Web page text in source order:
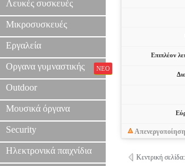
Λευκές συσκευές
Μικροσυσκευές
Εργαλεία
Οργανα γυμναστικής ΝΕΟ
Outdoor
Μουσικά όργανα
Security
Ηλεκτρονικά παιχνίδια
Επιπλέον
Κεντρική